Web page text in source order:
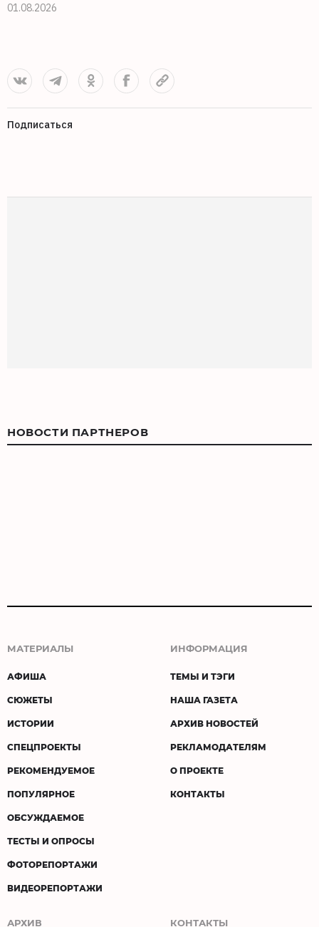
01.08.2026
Подписаться
НОВОСТИ ПАРТНЕРОВ
МАТЕРИАЛЫ
АФИША
СЮЖЕТЫ
ИСТОРИИ
СПЕЦПРОЕКТЫ
РЕКОМЕНДУЕМОЕ
ПОПУЛЯРНОЕ
ОБСУЖДАЕМОЕ
ТЕСТЫ И ОПРОСЫ
ФОТОРЕПОРТАЖИ
ВИДЕОРЕПОРТАЖИ
ИНФОРМАЦИЯ
ТЕМЫ И ТЭГИ
НАША ГАЗЕТА
АРХИВ НОВОСТЕЙ
РЕКЛАМОДАТЕЛЯМ
О ПРОЕКТЕ
КОНТАКТЫ
АРХИВ КОНТАКТЫ